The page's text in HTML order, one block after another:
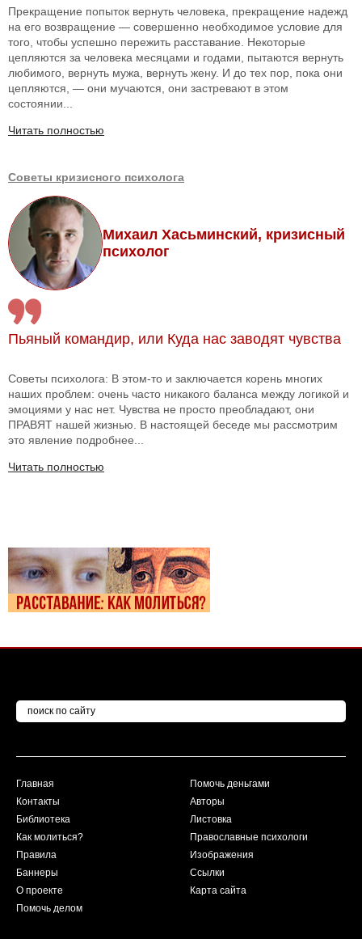
Прекращение попыток вернуть человека, прекращение надежд
на его возвращение — совершенно необходимое условие для
того, чтобы успешно пережить расставание. Некоторые
цепляются за человека месяцами и годами, пытаются вернуть
любимого, вернуть мужа, вернуть жену. И до тех пор, пока они
цепляются, — они мучаются, они застревают в этом
состоянии...
Читать полностью
Советы кризисного психолога
Михаил Хасьминский, кризисный
психолог
Пьяный командир, или Куда нас заводят чувства
Советы психолога: В этом-то и заключается корень многих
наших проблем: очень часто никакого баланса между логикой и
эмоциями у нас нет. Чувства не просто преобладают, они
ПРАВЯТ нашей жизнью. В настоящей беседе мы рассмотрим
это явление подробнее...
Читать полностью
Главная
Контакты
Библиотека
Как молиться?
Правила
Баннеры
О проекте
Помочь делом
Помочь деньгами
Авторы
Листовка
Православные психологи
Изображения
Ссылки
Карта сайта